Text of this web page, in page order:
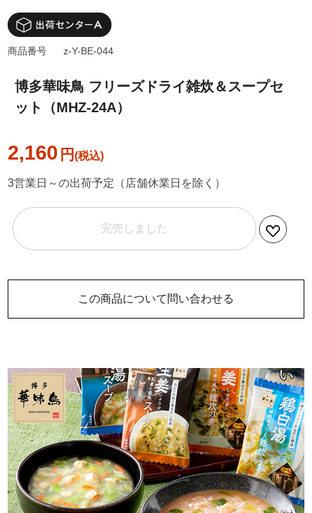
博多華味鳥 フリーズドライ雑炊＆スープセ
ット（MHZ-24A）
2,160 円
商品番号 z-Y-BE-044
3営業日～の出荷予定（店舗休業日を除く）
完売しました
この商品について問い合わせる